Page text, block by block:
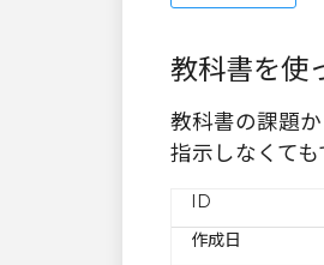
教科書を使
教科書の課題
指示しなくても
ID
作成日